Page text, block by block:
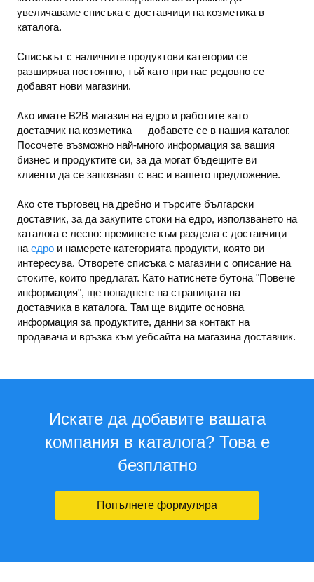
увеличаваме списъка с доставчици на козметика в
каталога.
Списъкът с наличните продуктови категории се
разширява постоянно, тъй като при нас редовно се
добавят нови магазини.
Ако имате B2B магазин на едро и работите като
доставчик на козметика — добавете се в нашия каталог.
Посочете възможно най-много информация за вашия
бизнес и продуктите си, за да могат бъдещите ви
клиенти да се запознаят с вас и вашето предложение.
Ако сте търговец на дребно и търсите български
доставчик, за да закупите стоки на едро, използването на
каталога е лесно: преминете към раздела с доставчици
на едро и намерете категорията продукти, която ви
интересува. Отворете списъка с магазини с описание на
стоките, които предлагат. Като натиснете бутона "Повече
информация", ще попаднете на страницата на
доставчика в каталога. Там ще видите основна
информация за продуктите, данни за контакт на
продавача и връзка към уебсайта на магазина доставчик.
Искате да добавите вашата
компания в каталога? Това е
безплатно
Попълнете формуляра